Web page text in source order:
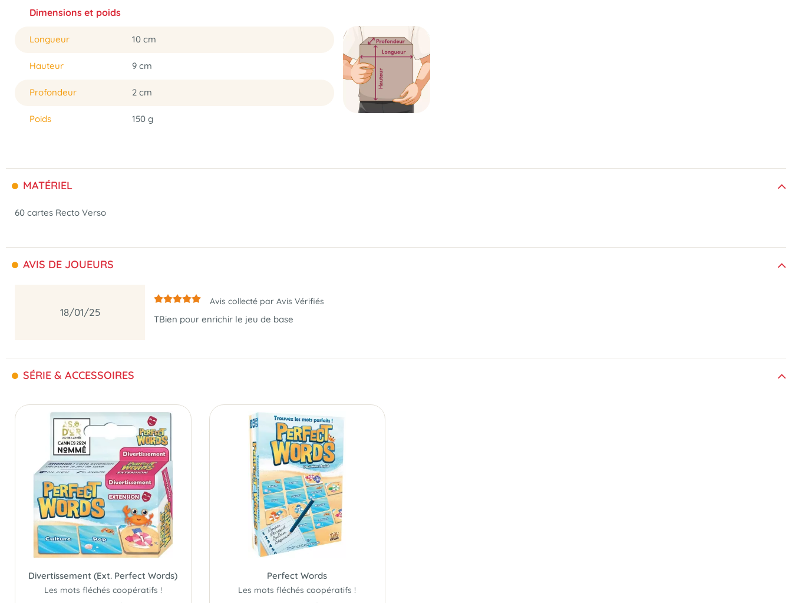
Dimensions et poids
Longueur 10 cm
Hauteur 9 cm
Profondeur 2 cm
Poids 150 g
MATÉRIEL
60 cartes Recto Verso
AVIS DE JOUEURS
18/01/25
Avis collecté par Avis Vérifiés
TBien pour enrichir le jeu de base
SÉRIE & ACCESSOIRES
Divertissement (Ext. Perfect Words)
Les mots fléchés coopératifs !
Perfect Words
Les mots fléchés coopératifs !